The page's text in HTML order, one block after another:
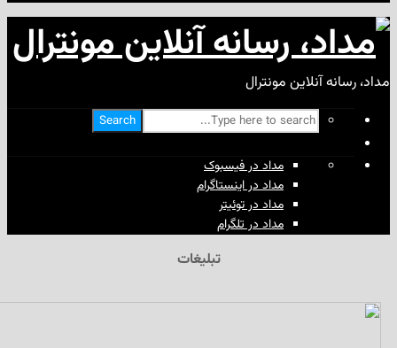
مونترال
Search
مداد در فیسبوک
مداد در اینستاگرام
مداد در توئیتر
مداد در تلگرام